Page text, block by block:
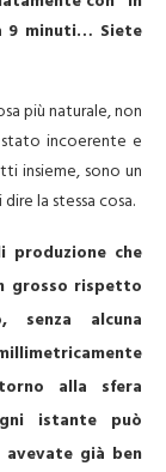
9 minuti… Siete
più naturale, non
stato incoerente e
insieme, sono un
la stessa cosa.
produzione che
grosso rispetto
alcuna
alla sfera
istante può
avevate già ben